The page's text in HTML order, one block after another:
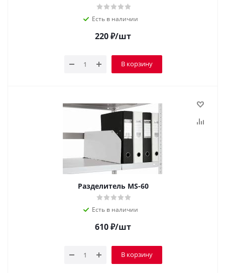
Есть в наличии
220₽/шт
В корзину
Разделитель MS-60
Есть в наличии
610₽/шт
В корзину